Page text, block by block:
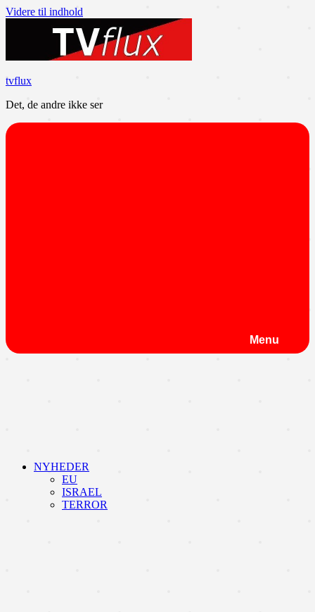
Videre til indhold
tvflux
Det, de andre ikke ser
Menu
NYHEDER
EU
ISRAEL
TERROR